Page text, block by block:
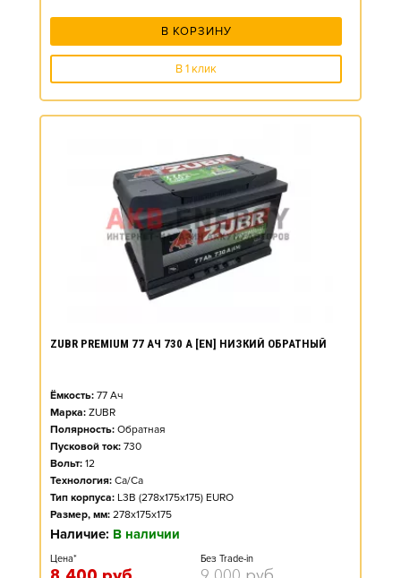
В КОРЗИНУ
В 1 клик
ZUBR PREMIUM 77 АЧ 730 А [EN] НИЗКИЙ ОБРАТНЫЙ
Ёмкость: 77 Ач
Марка: ZUBR
Полярность: Обратная
Пусковой ток: 730
Вольт: 12
Технология: Ca/Ca
Тип корпуса: L3B (278x175x175) EURO
Размер, мм: 278x175x175
Наличие: В наличии
Цена* Без Trade-in